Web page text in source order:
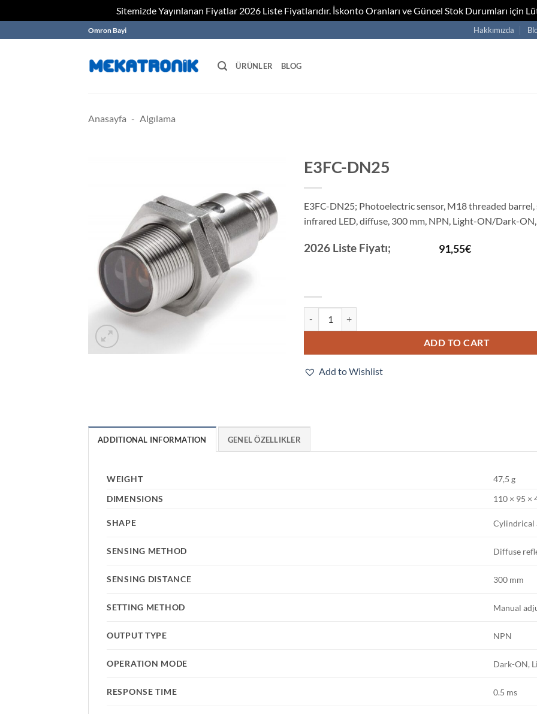
Sitemizde Yayınlanan Fiyatlar 2026 Liste Fiyatlarıdır. İskonto Oranları ve Güncel Stok Durumları için
to
Omron Bayi Hakkımızda
ÜRÜNLER BLOG
Anasayfa - Algılama
E3FC-DN25
E3FC-DN25; Photoelectric sensor, M18 threaded barrel,
infrared LED, diffuse, 300 mm, NPN, Light-ON/Dark-
2026 Liste Fiyatı; 91,55€
ADD TO CART
Add to Wishlist
ADDITIONAL INFORMATION GENEL ÖZELLIKLER
WEIGHT
47,5 g
DIMENSIONS
110 × 95 ×
SHAPE Cylindrical
SENSING METHOD Diffuse
SENSING DISTANCE 300 mm
SETTING METHOD Manual
OUTPUT TYPE NPN
OPERATION MODE Dark-ON,
RESPONSE TIME 0.5 ms